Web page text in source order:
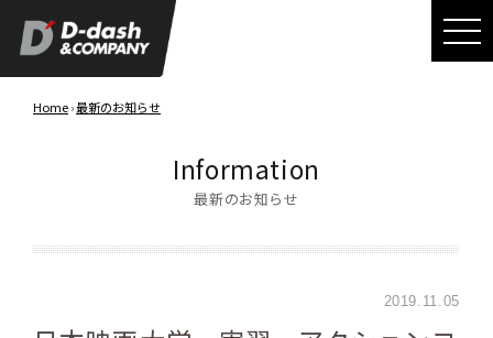
Home›最新のお知らせ
Information
最新のお知らせ
2019.11.05